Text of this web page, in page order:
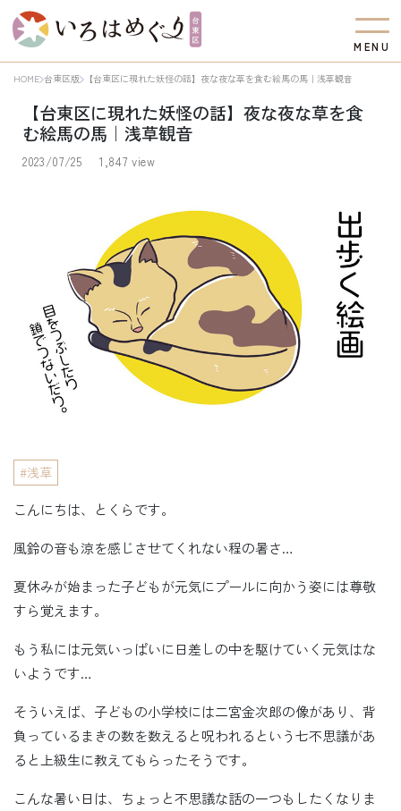
M EN U
HOME 台東区版 【台東区に現れた妖怪の話】夜な夜な草を食む絵馬の馬｜浅草観音
【台東区に現れた妖怪の話】夜な夜な草を食
む絵馬の馬｜浅草観音
2023/07/25 1,847 view
浅草
こんにちは、とくらです。
風鈴の音も涼を感じさせてくれない程の暑さ…
夏休みが始まった子どもが元気にプールに向かう姿には尊敬
すら覚えます。
もう私には元気いっぱいに日差しの中を駆けていく元気はな
いようです…
そういえば、子どもの小学校には二宮金次郎の像があり、背
負っているまきの数を数えると呪われるという七不思議があ
ると上級生に教えてもらったそうです。
こんな暑い日は、ちょっと不思議な話の一つもしたくなりま